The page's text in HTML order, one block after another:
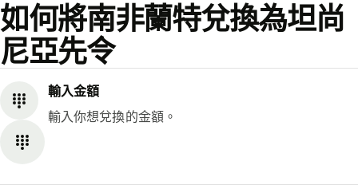
如何將南非蘭特兌換為坦尚
尼亞先令
輸入金額
輸入你想兌換的金額。